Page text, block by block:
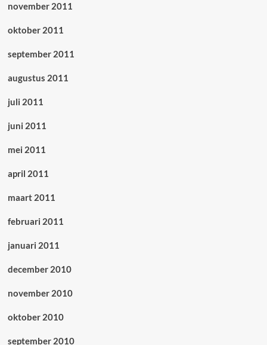
november 2011
oktober 2011
september 2011
augustus 2011
juli 2011
juni 2011
mei 2011
april 2011
maart 2011
februari 2011
januari 2011
december 2010
november 2010
oktober 2010
september 2010